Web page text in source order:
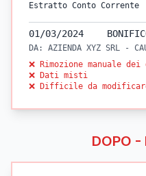
Estratto Conto Corrente
01/03/2024
DA: AZIENDA XYZ SRL -
❌ Rimozione manuale
❌ Dati misti
❌ Difficile da
DOPO